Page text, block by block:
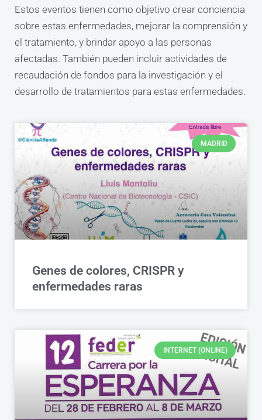
Estos eventos tienen como objetivo crear conciencia
sobre estas enfermedades, mejorar la comprensión y
el tratamiento, y brindar apoyo a las personas
afectadas. También pueden incluir actividades de
recaudación de fondos para la investigación y el
desarrollo de tratamientos para estas enfermedades.
MADRID
Genes de colores, CRISPR y
enfermedades raras
INTERNET (ONLINE)